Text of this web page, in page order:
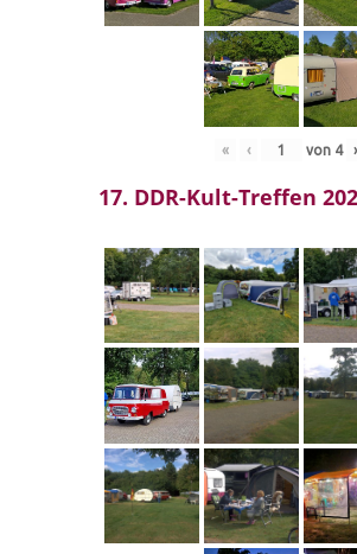
« ‹ von 4 ›
17. DDR-Kult-Treffen